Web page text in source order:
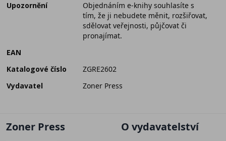
Upozornění
Objednáním e-knihy souhlasíte s
tím, že ji nebudete měnit, rozšiřovat,
sdělovat veřejnosti, půjčovat či
pronajímat.
EAN
Katalogové číslo
ZGRE2602
Vydavatel
Zoner Press
Zoner Press O vydavatelství